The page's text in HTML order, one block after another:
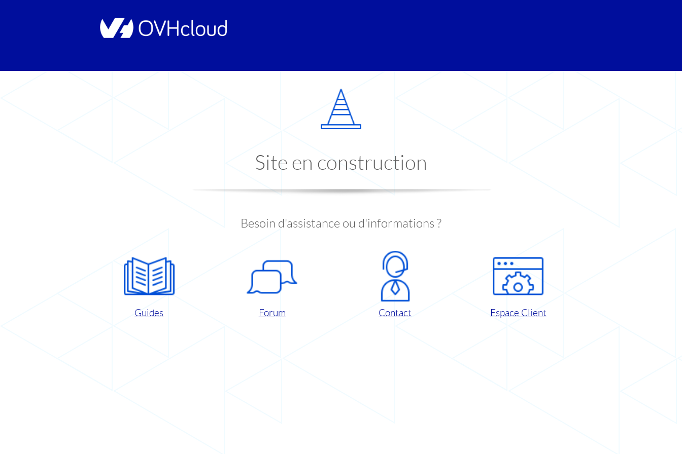
Site en construction
Besoin d'assistance ou d'informations ?
Guides Forum Contact Espace Client